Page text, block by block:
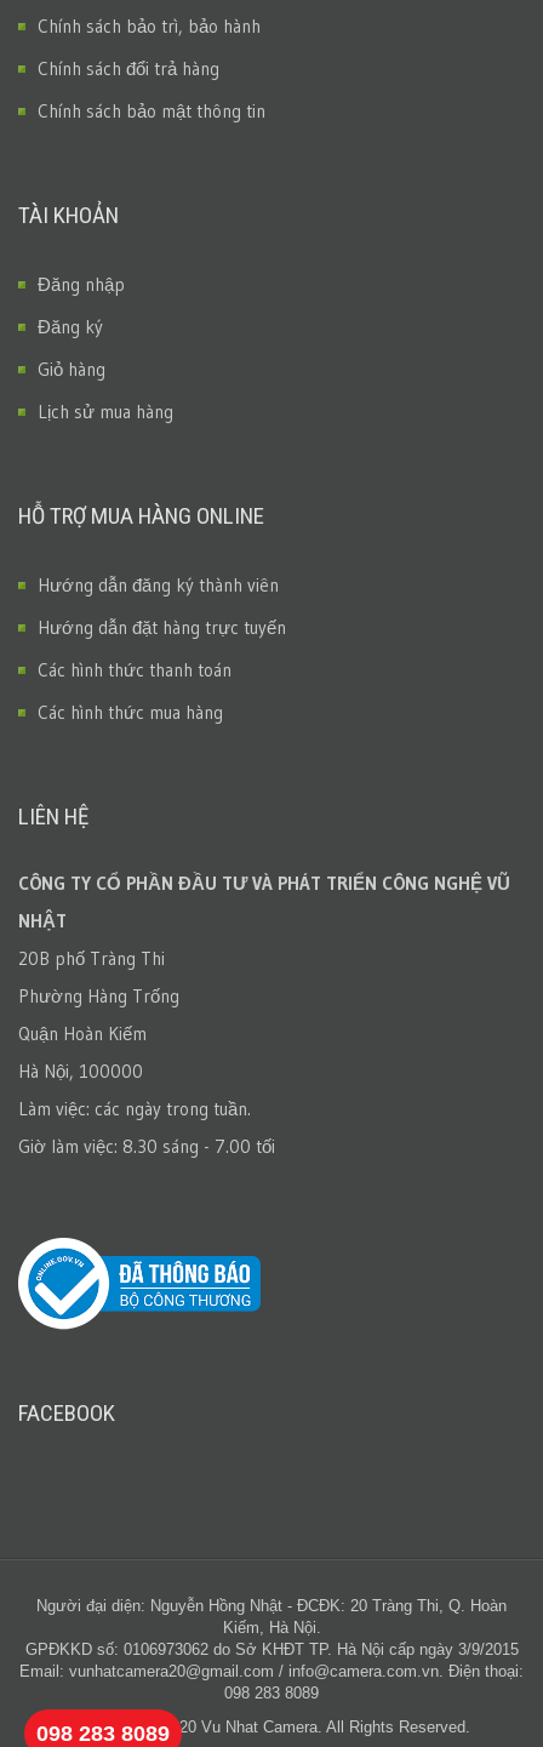
Chính sách bảo trì, bảo hành
Chính sách đổi trả hàng
Chính sách bảo mật thông tin
TÀI KHOẢN
Đăng nhập
Đăng ký
Giỏ hàng
Lịch sử mua hàng
HỖ TRỢ MUA HÀNG ONLINE
Hướng dẫn đăng ký thành viên
Hướng dẫn đặt hàng trực tuyến
Các hình thức thanh toán
Các hình thức mua hàng
LIÊN HỆ
CÔNG TY CỔ PHẦN ĐẦU TƯ VÀ PHÁT TRIỂN CÔNG NGHỆ VŨ
NHẬT
20B phố Tràng Thi
Phường Hàng Trống
Quận Hoàn Kiếm
Hà Nội, 100000
Làm việc: các ngày trong tuần.
Giờ làm việc: 8.30 sáng - 7.00 tối
FACEBOOK
Người đại diện: Nguyễn Hồng Nhật - ĐCĐK: 20 Tràng Thi, Q. Hoàn
Kiếm, Hà Nội.
GPĐKKD số: 0106973062 do Sở KHĐT TP. Hà Nội cấp ngày 3/9/2015
Email: vunhatcamera20@gmail.com / info@camera.com.vn . Điện thoại:
098 283 8089
Copyright © 2020 Vu Nhat Camera. All Rights Reserved.
098 283 8089